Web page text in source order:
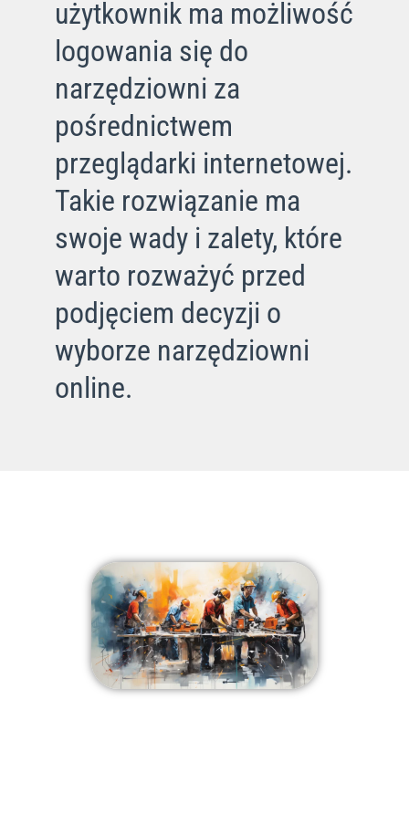
użytkownik ma możliwość
logowania się do
narzędziowni za
pośrednictwem
przeglądarki internetowej.
Takie rozwiązanie ma
swoje wady i zalety, które
warto rozważyć przed
podjęciem decyzji o
wyborze narzędziowni
online.